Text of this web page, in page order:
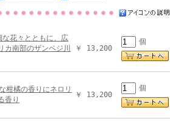
な花々とともに、広
カ南部のザンベジ川
￥ 13,200
個
柑橘の香りにネロリ
香り
￥ 13,200
個